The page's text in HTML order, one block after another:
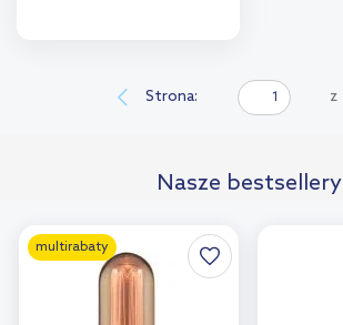
Strona: z
Nasze bestsellery
multirabaty